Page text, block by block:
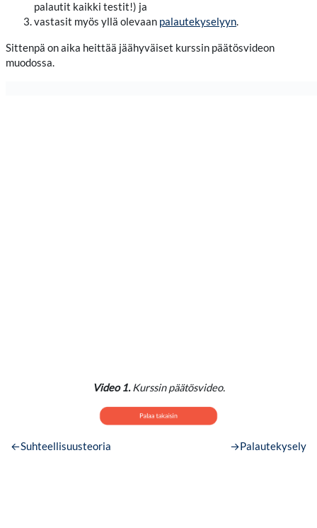
palautit kaikki testit!) ja
vastasit myös yllä olevaan palautekyselyyn.
Sittenpä on aika heittää jäähyväiset kurssin päätösvideon
muodossa.
Video 1.Kurssin päätösvideo.
←Suhteellisuusteoria →Palautekysely